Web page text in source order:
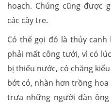
hoạch. Chúng cũng được
các cây tre.
Có thể gọi đó là thủy
phải mất công tưới, vì có
bị thiếu nước, có chăng
bớt cỏ, nhàn hơn trồng
trưa những người đàn